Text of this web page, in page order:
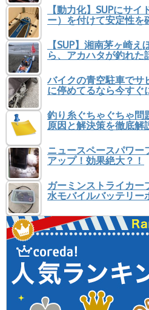
【動力化】SUPにサ
ー）を付けて安定性を
【SUP】湘南茅ヶ崎
ら、アカハタが釣れた
バイクの青空駐車でサ
に停めてるなら今すぐ
釣り糸ぐちゃぐちゃ問
原因と解決策を徹底解
ニュースペースパワー
アップ！効果絶大？！
ガーミンストライカ
水モバイルバッテリー